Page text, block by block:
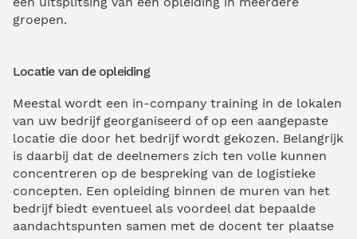
groepen.
Locatie van de opleiding
Meestal wordt een in-company training in de lokalen
van uw bedrijf georganiseerd of op een aangepaste
locatie die door het bedrijf wordt gekozen. Belangrijk
is daarbij dat de deelnemers zich ten volle kunnen
concentreren op de bespreking van de logistieke
concepten. Een opleiding binnen de muren van het
bedrijf biedt eventueel als voordeel dat bepaalde
aandachtspunten samen met de docent ter plaatse